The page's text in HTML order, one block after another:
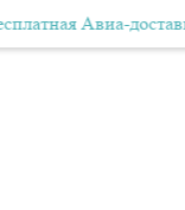
Бесплатная
Авиа-доставка по